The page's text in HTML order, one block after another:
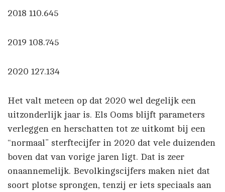
2018 110.645
2019 108.745
2020 127.134
Het valt meteen op dat 2020 wel degelijk een
uitzonderlijk jaar is. Els Ooms blijft parameters
verleggen en herschatten tot ze uitkomt bij een
“normaal” sterftecijfer in 2020 dat vele duizenden
boven dat van vorige jaren ligt. Dat is zeer
onaannemelijk. Bevolkingscijfers maken niet dat
soort plotse sprongen, tenzij er iets speciaals aan